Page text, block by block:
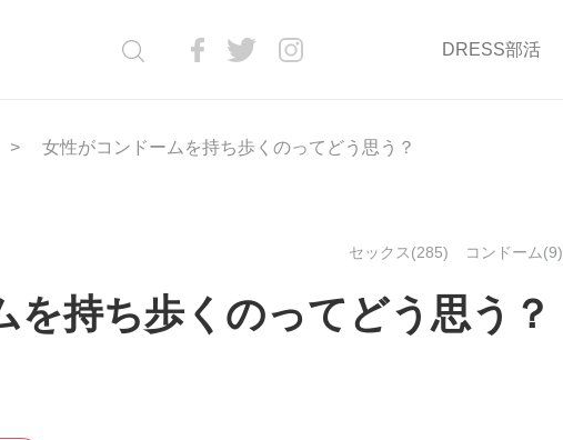
DRESS部活
女性がコンドームを持ち歩くのってどう思う？
セックス(285) コンドーム(9)
を持ち歩くのってどう思う？